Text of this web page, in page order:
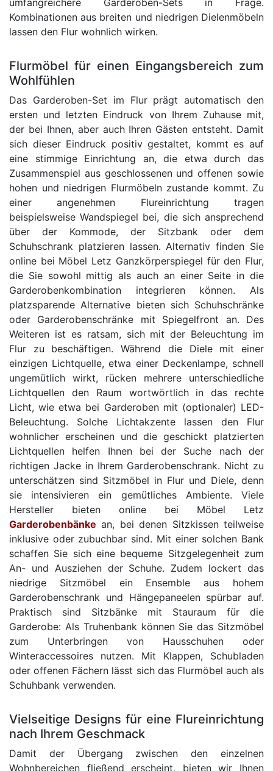
umfangreichere Garderoben-Sets in Frage.
Kombinationen aus breiten und niedrigen Dielenmöbeln
lassen den Flur wohnlich wirken.
Flurmöbel für einen Eingangsbereich zum
Wohlfühlen
Das Garderoben-Set im Flur prägt automatisch den
ersten und letzten Eindruck von Ihrem Zuhause mit,
der bei Ihnen, aber auch Ihren Gästen entsteht. Damit
sich dieser Eindruck positiv gestaltet, kommt es auf
eine stimmige Einrichtung an, die etwa durch das
Zusammenspiel aus geschlossenen und offenen sowie
hohen und niedrigen Flurmöbeln zustande kommt. Zu
einer angenehmen Flureinrichtung tragen
beispielsweise Wandspiegel bei, die sich ansprechend
über der Kommode, der Sitzbank oder dem
Schuhschrank platzieren lassen. Alternativ finden Sie
online bei Möbel Letz Ganzkörperspiegel für den Flur,
die Sie sowohl mittig als auch an einer Seite in die
Garderobenkombination integrieren können. Als
platzsparende Alternative bieten sich Schuhschränke
oder Garderobenschränke mit Spiegelfront an. Des
Weiteren ist es ratsam, sich mit der Beleuchtung im
Flur zu beschäftigen. Während die Diele mit einer
einzigen Lichtquelle, etwa einer Deckenlampe, schnell
ungemütlich wirkt, rücken mehrere unterschiedliche
Lichtquellen den Raum wortwörtlich in das rechte
Licht, wie etwa bei Garderoben mit (optionaler) LED-
Beleuchtung. Solche Lichtakzente lassen den Flur
wohnlicher erscheinen und die geschickt platzierten
Lichtquellen helfen Ihnen bei der Suche nach der
richtigen Jacke in Ihrem Garderobenschrank. Nicht zu
unterschätzen sind Sitzmöbel in Flur und Diele, denn
sie intensivieren ein gemütliches Ambiente. Viele
Hersteller bieten online bei Möbel Letz
Garderobenbänke an, bei denen Sitzkissen teilweise
inklusive oder zubuchbar sind. Mit einer solchen Bank
schaffen Sie sich eine bequeme Sitzgelegenheit zum
An- und Ausziehen der Schuhe. Zudem lockert das
niedrige Sitzmöbel ein Ensemble aus hohem
Garderobenschrank und Hängepaneelen spürbar auf.
Praktisch sind Sitzbänke mit Stauraum für die
Garderobe: Als Truhenbank können Sie das Sitzmöbel
zum Unterbringen von Hausschuhen oder
Winteraccessoires nutzen. Mit Klappen, Schubladen
oder offenen Fächern lässt sich das Flurmöbel auch als
Schuhbank verwenden.
Vielseitige Designs für eine Flureinrichtung
nach Ihrem Geschmack
Damit der Übergang zwischen den einzelnen
Wohnbereichen fließend erscheint, bieten wir Ihnen